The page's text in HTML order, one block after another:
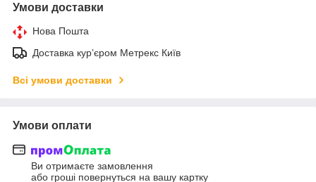
Умови доставки
Нова Пошта
Доставка курʼєром Метрекс Київ
Всі умови доставки
Умови оплати
Ви отримаєте замовлення
або гроші повернуться на вашу картку